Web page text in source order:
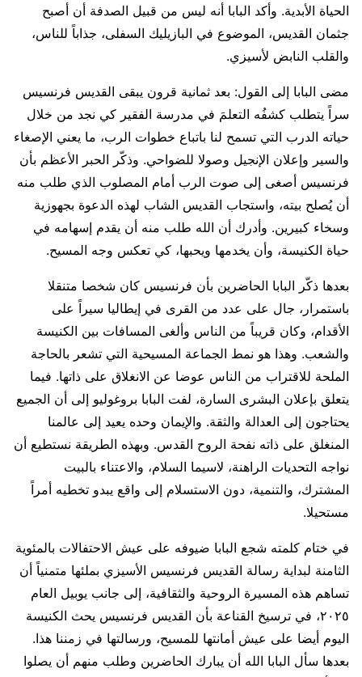
الحياة الأبدية. وأكد البابا أنه ليس من قبيل الصدفة أن أصبح
جثمان القديس، الموضوع في البازيليك السفلى، جذاباً للناس،
والقلب النابض لأسيزي.
مضى البابا إلى القول: بعد ثمانية قرون يبقى القديس فرنسيس
سراً يتطلب كشفُه التعلمَ في مدرسة الفقير كي نجد من خلال
حياته الدرب التي تسمح لنا باتباع خطوات الرب، ما يعني الإصغاء
والسير وإعلان الإنجيل وصولا للضواحي. وذكّر الحبر الأعظم بأن
فرنسيس أصغى إلى صوت الرب أمام المصلوب الذي طلب منه
أن يُصلح بيته، واستجاب القديس الشاب لهذه الدعوة بجهوزية
وسخاء كبيرين. وأدرك أن الله طلب منه أن يقدم إسهامه في
حياة الكنيسة، وأن يخدمها ويحبها، كي تعكس وجه المسيح.
بعدها ذكّر البابا الحاضرين بأن فرنسيس كان شخصا متنقلا
باستمرار، جال على عدد من القرى في إيطاليا سيراً على
الأقدام، وكان قريباً من الناس وألغى المسافات بين الكنيسة
والشعب. وهذا هو نمط الجماعة المسيحية التي تشعر بالحاجة
الملحة للاقتراب من الناس عوضا عن الانغلاق على ذاتها. فيما
يتعلق بإعلان البشرى السارة، لفت البابا بروغوليو إلى أن الجميع
يحتاجون إلى العدالة والثقة. والإيمان وحده يعيد إلى عالمنا
المنغلق على ذاته نفحة الروح القدس. وبهذه الطريقة نستطيع أن
نواجه التحديات الراهنة، لاسيما السلام، والاعتناء بالبيت
المشترك، والتنمية، دون الاستسلام إلى واقع يبدو تخطيه أمراً
مستحيلا.
في ختام كلمته شجع البابا ضيوفه على عيش الاحتفالات بالمئوية
الثامنة لبداية رسالة القديس فرنسيس الأسيزي بملئها متمنياً أن
تساهم هذه المسيرة الروحية والثقافية، إلى جانب يوبيل العام
٢٠٢٥، في ترسيخ القناعة بأن القديس فرنسيس يحث الكنيسة
اليوم أيضا على عيش أمانتها للمسيح، ورسالتها في زمننا هذا.
بعدها سأل البابا الله أن يبارك الحاضرين وطلب منهم أن يصلوا